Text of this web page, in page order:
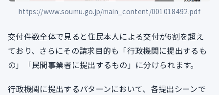
https://www.soumu.go.jp/main_content/001018492.pdf
交付件数全体で見ると住民本人による交付が6割を超え
ており、さらにその請求目的も「行政機関に提出するも
の」「民間事業者に提出するもの」に分けられます。
行政機関に提出するパターンにおいて、各提出シーンで